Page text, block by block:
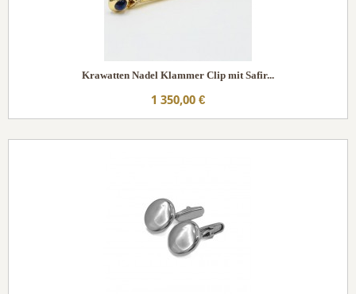
Krawatten Nadel Klammer Clip mit Safir...
1 350,00 €